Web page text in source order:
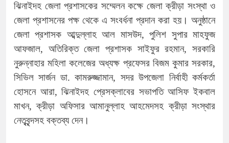
ঝিনাইদহ জেলা প্রশাসকের সম্মেলন কক্ষে জেলা ক্রীড়া সংস্থা ও
জেলা প্রশাসনের পক্ষ থেকে এ সংবর্ধনা প্রদান করা হয়। অনুষ্ঠানে
জেলা প্রশাসক আব্দুল্লাহ আল মাসউদ, পুলিশ সুপার মাহফুজ
আফজাল, অতিরিক্ত জেলা প্রশাসক সাইফুর রহমান, সরকারি
নুরুন্নাহার মহিলা কলেজের অধ্যক্ষ প্রফেসর বিজম কুমার সরকার,
সিভিল সার্জন ডা. কামরুজ্জামান, সদর উপজেলা নির্বাহী কর্মকর্তা
হোসনে আরা, ঝিনাইদহ প্রেসক্লাবের সভাপতি আসিফ ইকবাল
মাখন, ক্রীড়া অফিসার আমানুল্লাহ আহমেদসহ ক্রীড়া সংস্থার
নেতৃবৃন্দসহ বক্তব্য দেন।